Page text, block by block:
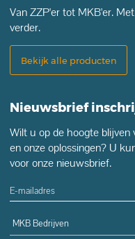
Van ZZP'er tot MKB'er.
verder.
Bekijk alle producten
Nieuwsbrief
Wilt u op de hoogte
en onze oplossingen? U
voor onze nieuwsbrief.